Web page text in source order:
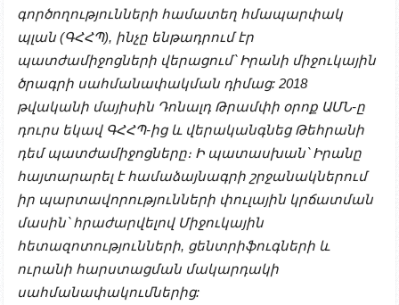
գործողությունների համատեղ հմապարփակ
պլան (ԳՀՀՊ), ինչը ենթադրում էր
պատժամիջոցների վերացում՝ Իրանի միջուկային
ծրագրի սահմանափակման դիմաց: 2018
թվականի մայիսին Դոնալդ Թրամփի օրոք ԱՄՆ-ը
դուրս եկավ ԳՀՀՊ-ից և վերականգնեց Թեհրանի
դեմ պատժամիջոցները։ Ի պատասխան՝ Իրանը
հայտարարել է համաձայնագրի շրջանակներում
իր պարտավորությունների փուլային կրճատման
մասին՝ հրաժարվելով Միջուկային
հետազոտությունների, ցենտրիֆուգների և
ուրանի հարստացման մակարդակի
սահմանափակումներից: